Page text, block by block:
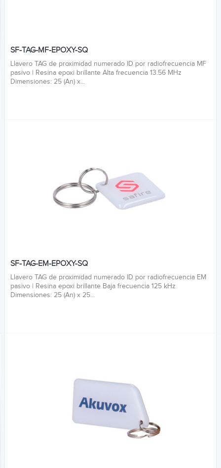
SF-TAG-MF-EPOXY-SQ
Llavero TAG de proximidad numerado ID por radiofrecuencia MF
pasivo | Resina epoxi brillante Alta frecuencia 13.56 MHz
Dimensiones: 25 (An) x...
SF-TAG-EM-EPOXY-SQ
Llavero TAG de proximidad numerado ID por radiofrecuencia EM
pasivo | Resina epoxi brillante Baja frecuencia 125 kHz
Dimensiones: 25 (An) x 25...